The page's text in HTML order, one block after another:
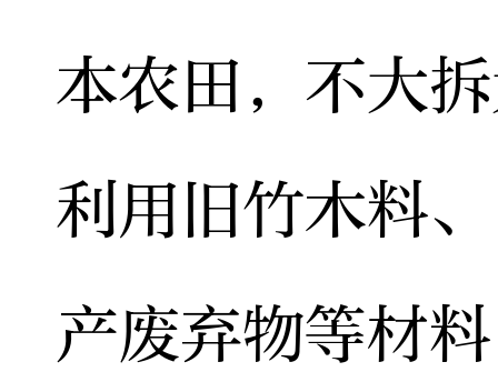
本农田，不大
利用旧竹木料
产废弃物等材